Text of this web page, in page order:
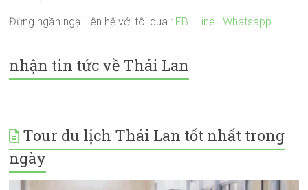
Đừng ngần ngại liên hệ với tôi qua : FB | Line |Whatsapp
nhận tin tức về Thái Lan
Tour du lịch Thái Lan tốt nhất trong
ngày